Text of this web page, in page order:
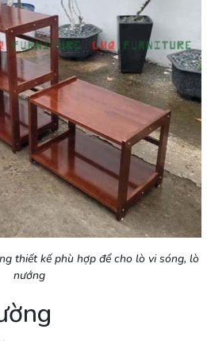
thiết kế phù hợp để cho lò vi sóng, lò
nướng